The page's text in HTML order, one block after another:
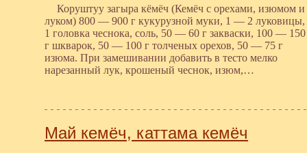
Коруштуу загыра кёмёч (Кемёч с орехами, изюмом и
луком) 800 — 900 г кукурузной муки, 1 — 2 луковицы,
1 головка чеснока, соль, 50 — 60 г закваски, 100 — 150
г шкварок, 50 — 100 г толченых орехов, 50 — 75 г
изюма. При замешивании добавить в тесто мелко
нарезанный лук, крошеный чеснок, изюм,…
Май кемёч, каттама кемёч